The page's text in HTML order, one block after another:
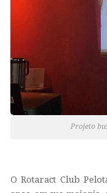
Projeto
O Rotaract Club